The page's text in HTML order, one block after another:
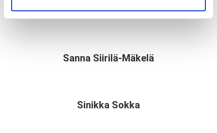
Sarppa Seppänen
Sanna Siirilä-Mäkelä
Sinikka Sokka